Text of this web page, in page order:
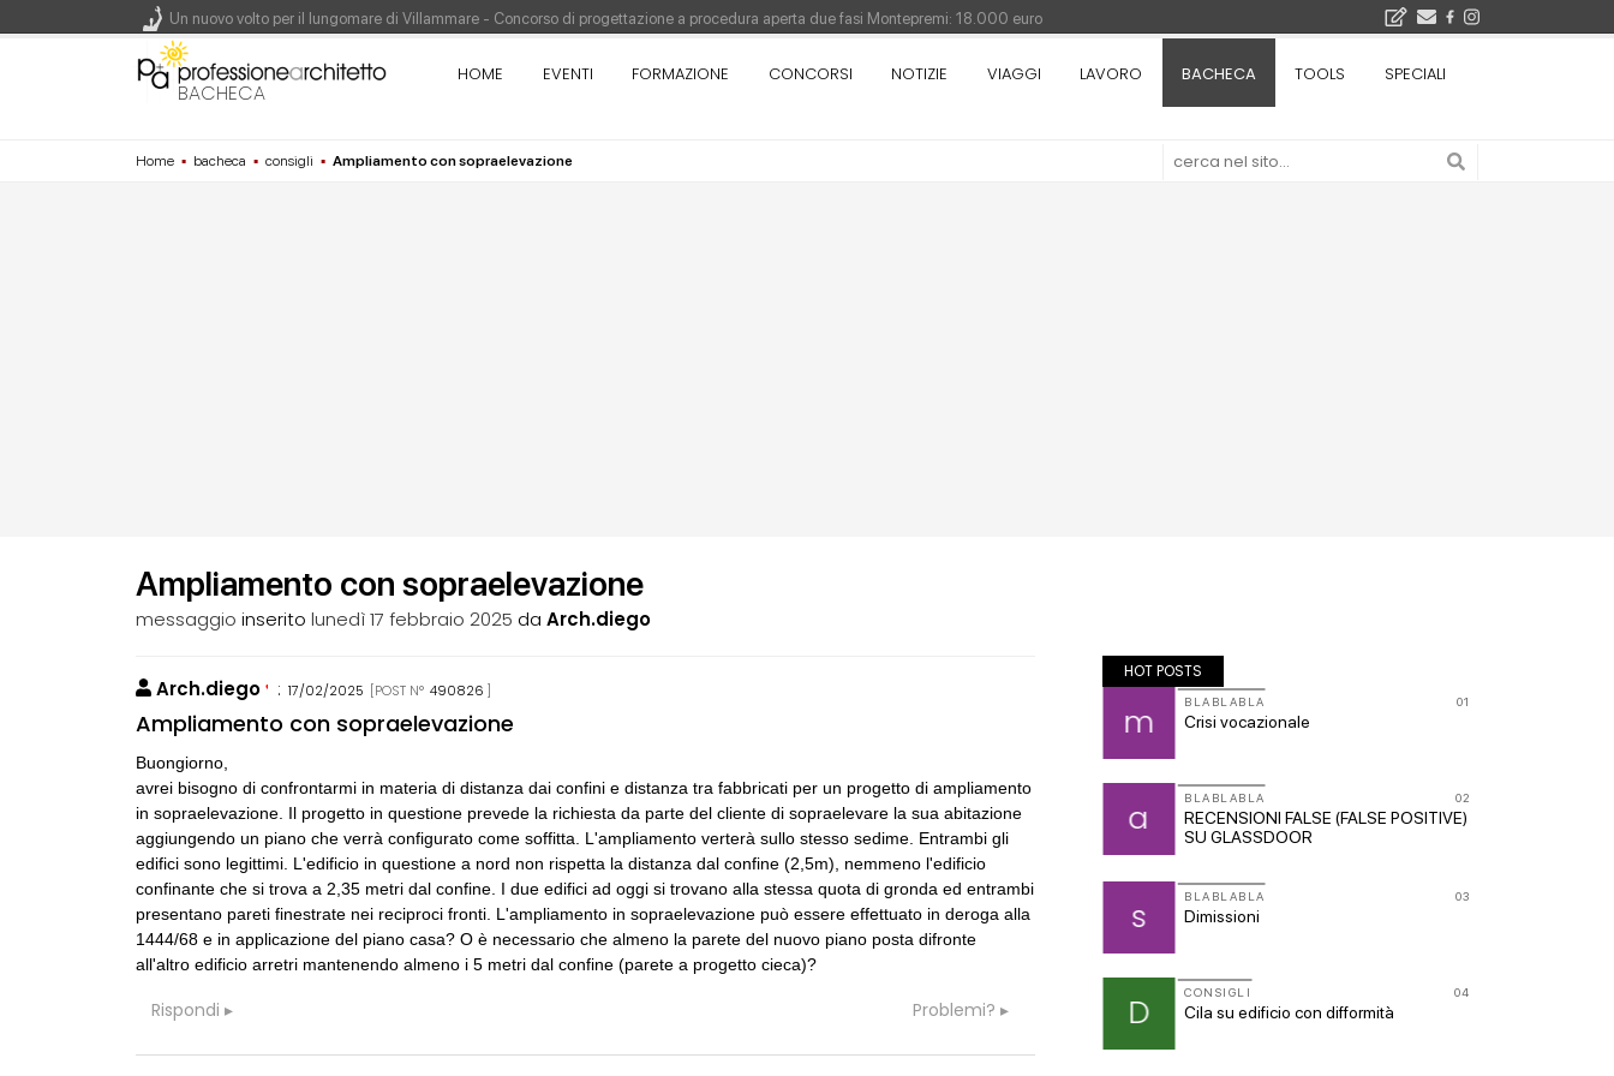
BACHECA
HOME EVENTI FORMAZIONE CONCORSI NOTIZIE VIAGGI LAVORO BACHECA TOOLS SPECIALI
Home ▪ bacheca ▪ consigli ▪ Ampliamento con sopraelevazione
Ampliamento con sopraelevazione
messaggio inseritolunedì 17 febbraio 2025 daArch.diego
Arch.diego : 17/02/2025 [POST N° 490826 ]
Ampliamento con sopraelevazione
Buongiorno,
avrei bisogno di confrontarmi in materia di distanza dai confini e distanza tra fabbricati per un progetto di ampliamento
in sopraelevazione. Il progetto in questione prevede la richiesta da parte del cliente di sopraelevare la sua abitazione
aggiungendo un piano che verrà configurato come soffitta. L'ampliamento verterà sullo stesso sedime. Entrambi gli
edifici sono legittimi. L'edificio in questione a nord non rispetta la distanza dal confine (2,5m), nemmeno l'edificio
confinante che si trova a 2,35 metri dal confine. I due edifici ad oggi si trovano alla stessa quota di gronda ed entrambi
presentano pareti finestrate nei reciproci fronti. L'ampliamento in sopraelevazione può essere effettuato in deroga alla
1444/68 e in applicazione del piano casa? O è necessario che almeno la parete del nuovo piano posta difronte
all'altro edificio arretri mantenendo almeno i 5 metri dal confine (parete a progetto cieca)?
Rispondi Problemi?
HOT POSTS
n BLABLABLA
LA RACCOMANDATA
D 06
CONSIGLI
gradino 15cm
G 07
GRUPPI
Gruppo multidisiplinare per
partecipazione a concorsi
p CONSIGLI
Superficie Lorda immutata ma aumento
s.u per diverso spessore muri e ...
a CONSIGLI
preventivo e spese accessorie
spulciando qua e là... vecchia pratica
m 01
BLABLABLA
Crisi vocazionale
a 02
BLABLABLA
RECENSIONI FALSE (FALSE POSITIVE)
SU GLASSDOOR
s 03
BLABLABLA
Dimissioni
D 04
CONSIGLI
Cila su edificio con difformità
Un nuovo volto per il lungomare di Villammare - Concorso di progettazione a procedura aperta due fasi Montepremi: 18.000 euro
L'obbligo di aggiornamento del Psc non decade se il cantiere è fermo - La pronuncia della Corte di Cassazione
Tashkent modernista è sito Unesco: dieci architetture nella World Heritage List - Dietro l'iscrizione, il lavoro del Polo di Mantova del Politecnico di Milano con lo studio GRACE